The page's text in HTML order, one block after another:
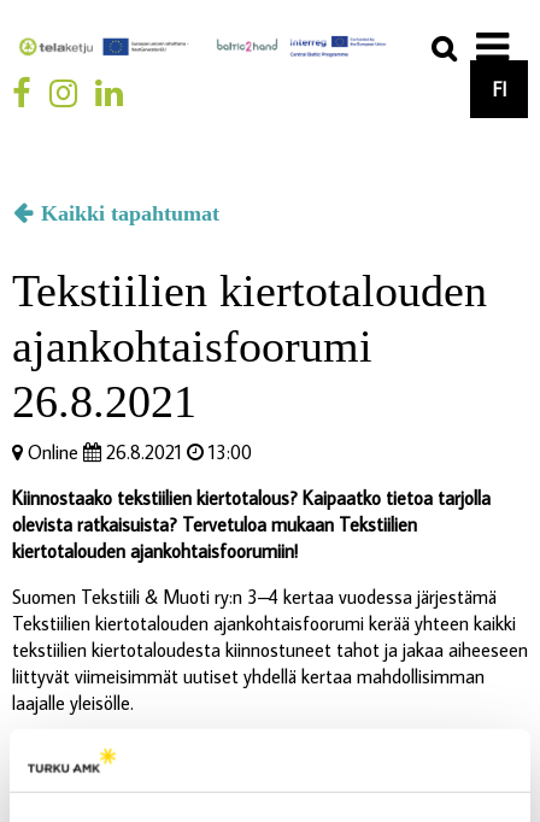
FI
Kaikki tapahtumat
Tekstiilien kiertotalouden
ajankohtaisfoorumi
26.8.2021
Online 26.8.2021
13:00
Kiinnostaako tekstiilien kiertotalous? Kaipaatko tietoa tarjolla
olevista ratkaisuista? Tervetuloa mukaan Tekstiilien
kiertotalouden ajankohtaisfoorumiin!
Suomen Tekstiili & Muoti ry:n 3–4 kertaa vuodessa järjestämä
Tekstiilien kiertotalouden ajankohtaisfoorumi kerää yhteen kaikki
tekstiilien kiertotaloudesta kiinnostuneet tahot ja jakaa aiheeseen
liittyvät viimeisimmät uutiset yhdellä kertaa mahdollisimman
laajalle yleisölle.
Tilaisuus järjestetään Teamsin välityksellä ja se on avoin kaikille
tekstiilien kiertotaloudesta kiinnostuneille. Tarkempi ohjelma